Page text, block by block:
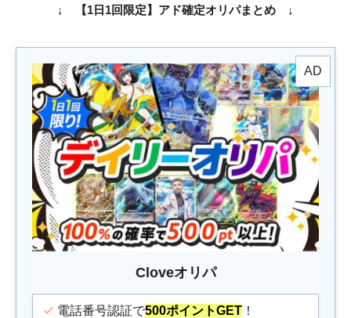
↓ 【1日1回限定】アド確定オリパまとめ ↓
Cloveオリパ
電話番号認証で500ポイントGET ！